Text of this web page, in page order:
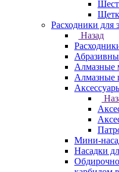
Расходники для
Назад
Алмазные
Алмазные
Мини-
Насадки